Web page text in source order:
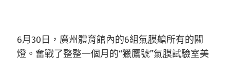
6月30日，廣州體育館內的6組氣膜艙所有的關
燈。奮戰了整整一個月的“獵鷹號”氣膜試驗室美